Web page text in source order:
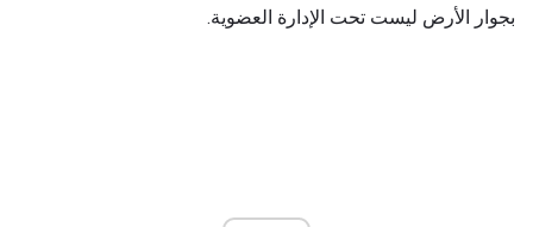
بجوار الأرض ليست تحت الإدارة العضوية.